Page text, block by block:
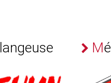
langeuse Mé